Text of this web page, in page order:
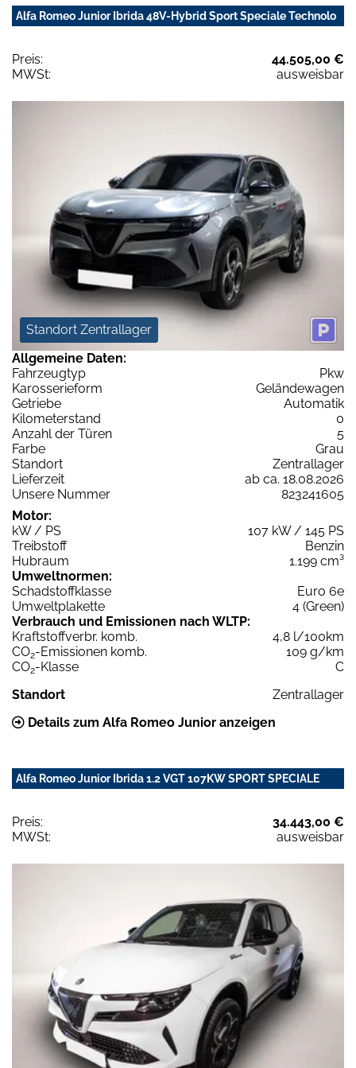
Alfa Romeo Junior Ibrida 48V-Hybrid Sport Speciale Technolo
Preis:
44.505,00 €
MWSt:
ausweisbar
Standort Zentrallager
Allgemeine Daten:
Fahrzeugtyp
Pkw
Karosserieform
Geländewagen
Getriebe
Automatik
Kilometerstand
0
Anzahl der Türen
5
Farbe
Grau
Standort
Zentrallager
Lieferzeit
ab ca. 18.08.2026
Unsere Nummer
823241605
Motor:
kW / PS
107 kW / 145 PS
Treibstoff
Benzin
Hubraum
1.199 cm³
Umweltnormen:
Schadstoffklasse
Euro 6e
Umweltplakette
4 (Green)
Verbrauch und Emissionen nach WLTP:
Kraftstoffverbr. komb.
4,8 l/100km
CO2-Emissionen komb.
109 g/km
CO2-Klasse
C
Standort
Zentrallager
Details zum Alfa Romeo Junior anzeigen
Alfa Romeo Junior Ibrida 1.2 VGT 107KW SPORT SPECIALE
Preis:
34.443,00 €
MWSt:
ausweisbar